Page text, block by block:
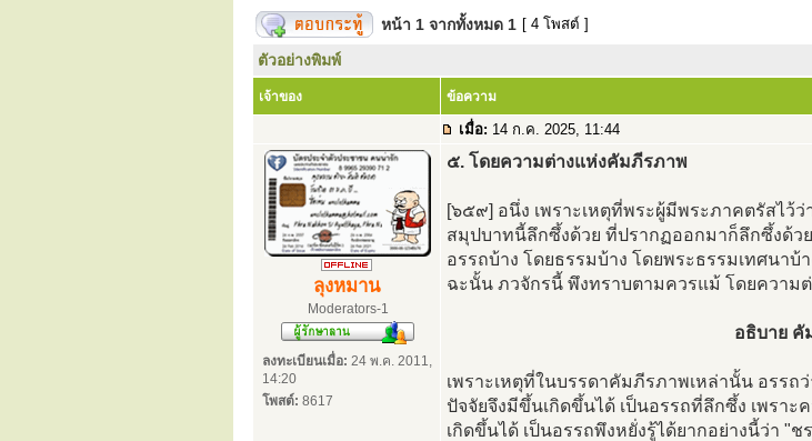
หน้า 1 จากทั้งหมด 1 [ 4 โพสต์ ]
ตัวอย่างพิมพ์
เจ้าของ ข้อความ
เมื่อ: 14 ก.ค. 2025, 11:44
ลุงหมาน
Moderators-1
ลงทะเบียนเมื่อ: 24 พ.ค. 2011,
14:20
โพสต์: 8617
๕. โดยความต่างแห่งคัมภีรภาพ
[๖๕๙] อนึ่ง เพราะเหตุที่พระผู้มีพระภาคตรัสไว้
สมุปบาทนี้ลึกซึ้งด้วย ที่ปรากฏออกมาก็ลึกซึ้งด้ว
อรรถบ้าง โดยธรรมบ้าง โดยพระธรรมเทศนาบ้
ฉะนั้น ภวจักรนี้ พึงทราบตามควรแม้ โดยความ
อธิบาย คั
เพราะเหตุที่ในบรรดาคัมภีรภาพเหล่านั้น อรรถ
ปัจจัยจึงมีขึ้นเกิดขึ้นได้ เป็นอรรถที่ลึกซึ้ง เพรา
เกิดขึ้นได้ เป็นอรรถพึงหยั่งรู้ได้ยากอย่างนี้ว่า